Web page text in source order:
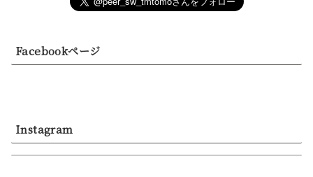
Facebookページ
Instagram